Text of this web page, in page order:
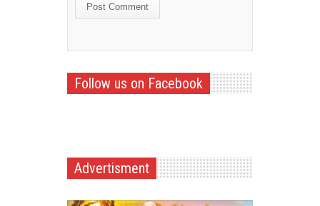
Follow us on Facebook
Advertisment